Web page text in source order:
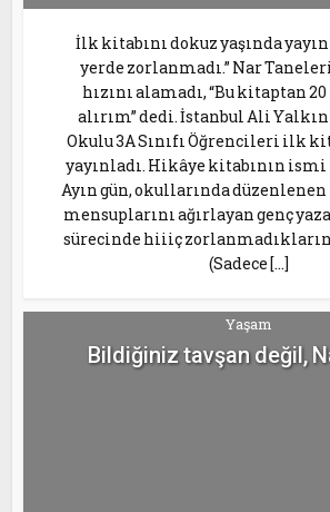
İlk kitabını dokuz yaşında
yerde zorlanmadı.” Nar
hızını alamadı, “Bu kitaptan
alırım” dedi. İstanbul Ali
Okulu 3A Sınıfı Öğrencileri ilk
yayınladı. Hikâye kitabının
Ayın gün, okullarında düzenlenen
mensuplarını ağırlayan genç
sürecinde hiiiç
(Sadece […]
Yaşam
Bildiğiniz tavşan değil,